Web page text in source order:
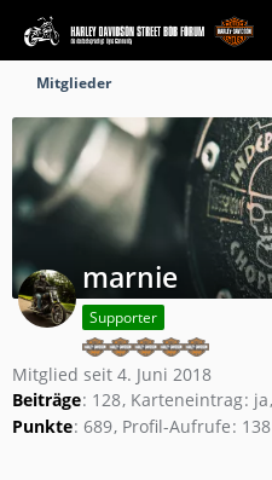
Mitglieder
marnie
Supporter
Mitglied seit 4. Juni 2018
Beiträge 128 Karteneintrag ja
Punkte 689 Profil-Aufrufe 138